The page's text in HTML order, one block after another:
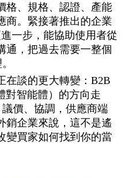
格、規格、認證、產能
商。緊接著推出的企業
一步，能協助使用者從
通，把過去需要一整個
在談的更大轉變：B2B
對智能體）的方向走
價、協調，供應商端
銷企業來說，這不是遙
變買家如何找到你的當